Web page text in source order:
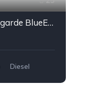
Mercedes-Benz E 250 CDi Avantgarde BlueEfficiency Auto
Diesel